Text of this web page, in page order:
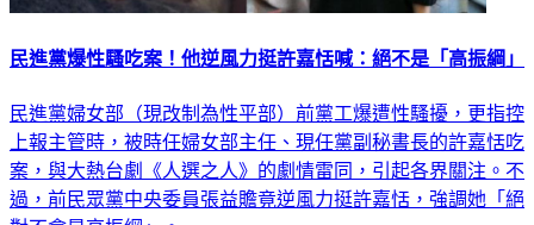
民進黨爆性騷吃案！他逆風力挺許嘉恬喊：絕不是「高振綱」
民進黨婦女部（現改制為性平部）前黨工爆遭性騷擾，更指控
上報主管時，被時任婦女部主任、現任黨副秘書長的許嘉恬吃
案，與大熱台劇《人選之人》的劇情雷同，引起各界關注。不
過，前民眾黨中央委員張益贍竟逆風力挺許嘉恬，強調她「絕